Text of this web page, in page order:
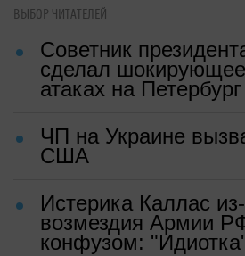
ВЫБОР ЧИТАТЕЛЕЙ
Советник
сделал
атаках на Петербург
ЧП на Украине
США
Истерика Каллас
возмездия Армии
конфузом: